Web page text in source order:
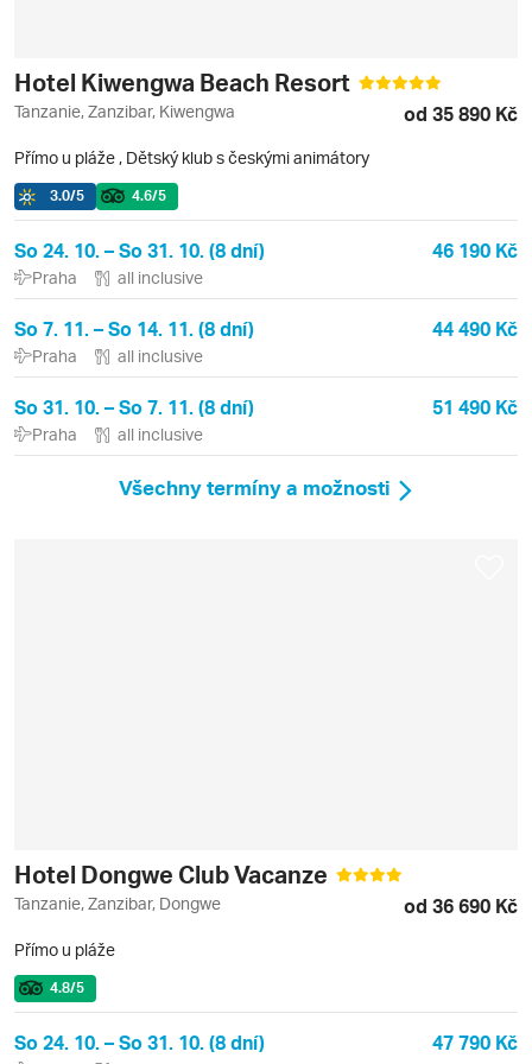
Hotel Kiwengwa Beach Resort
Tanzanie, Zanzibar, Kiwengwa od 35 890 Kč
Přímo u pláže , Dětský klub s českými animátory
3.0/5 4.6/5
So 24. 10. – So 31. 10. (8 dní) 46 190 Kč
Praha all inclusive
So 7. 11. – So 14. 11. (8 dní) 44 490 Kč
Praha all inclusive
So 31. 10. – So 7. 11. (8 dní) 51 490 Kč
Praha all inclusive
Všechny termíny a možnosti
Hotel Dongwe Club Vacanze
Tanzanie, Zanzibar, Dongwe od 36 690 Kč
Přímo u pláže
4.8/5
So 24. 10. – So 31. 10. (8 dní) 47 790 Kč